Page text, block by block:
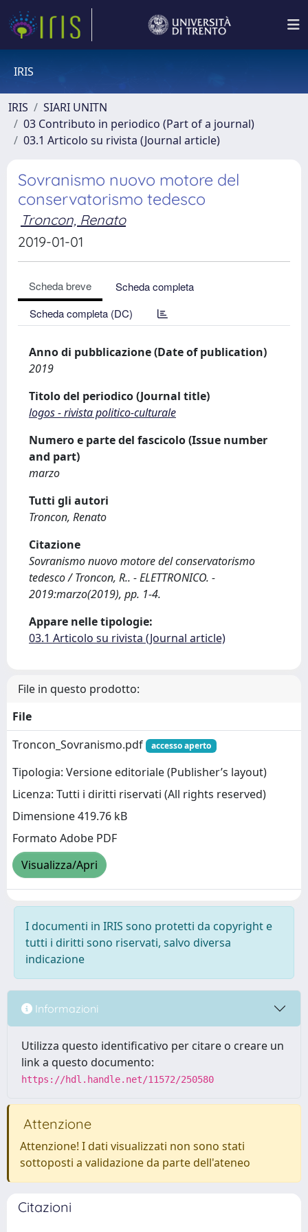
IRIS
IRIS
SIARI UNITN
03 Contributo in periodico (Part of a journal)
03.1 Articolo su rivista (Journal article)
Sovranismo nuovo motore del
conservatorismo tedesco
Troncon, Renato
2019-01-01
Scheda breve
Scheda completa
Scheda completa (DC)
Anno di pubblicazione (Date of publication)
2019
Titolo del periodico (Journal title)
logos - rivista politico-culturale
Numero e parte del fascicolo (Issue number
and part)
marzo
Tutti gli autori
Troncon, Renato
Citazione
Sovranismo nuovo motore del conservatorismo
tedesco / Troncon, R.. - ELETTRONICO. -
2019:marzo(2019), pp. 1-4.
Appare nelle tipologie:
03.1 Articolo su rivista (Journal article)
File in questo prodotto:
File
Troncon_Sovranismo.pdf
accesso aperto
Tipologia: Versione editoriale (Publisher’s layout)
Licenza: Tutti i diritti riservati (All rights reserved)
Dimensione 419.76 kB
Formato Adobe PDF
Visualizza/Apri
I documenti in IRIS sono protetti da copyright e
tutti i diritti sono riservati, salvo diversa
indicazione
Informazioni
Utilizza questo identificativo per citare o creare un
link a questo documento:
https://hdl.handle.net/11572/250580
Attenzione
Attenzione! I dati visualizzati non sono stati
sottoposti a validazione da parte dell'ateneo
Citazioni